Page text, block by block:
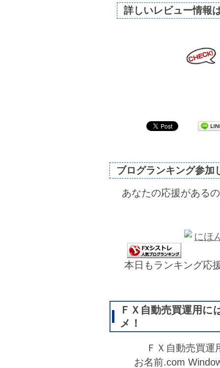
詳しいレビュー情報
ブログランキング参加
あなたの応援がある
本日もランキング応
ＦＸ自動売買運用
メ！
ＦＸ自動売買
お名前.com